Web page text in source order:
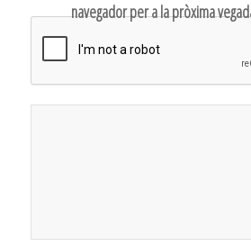
navegador per a la pròxima